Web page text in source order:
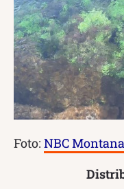
Foto: NBC Montana